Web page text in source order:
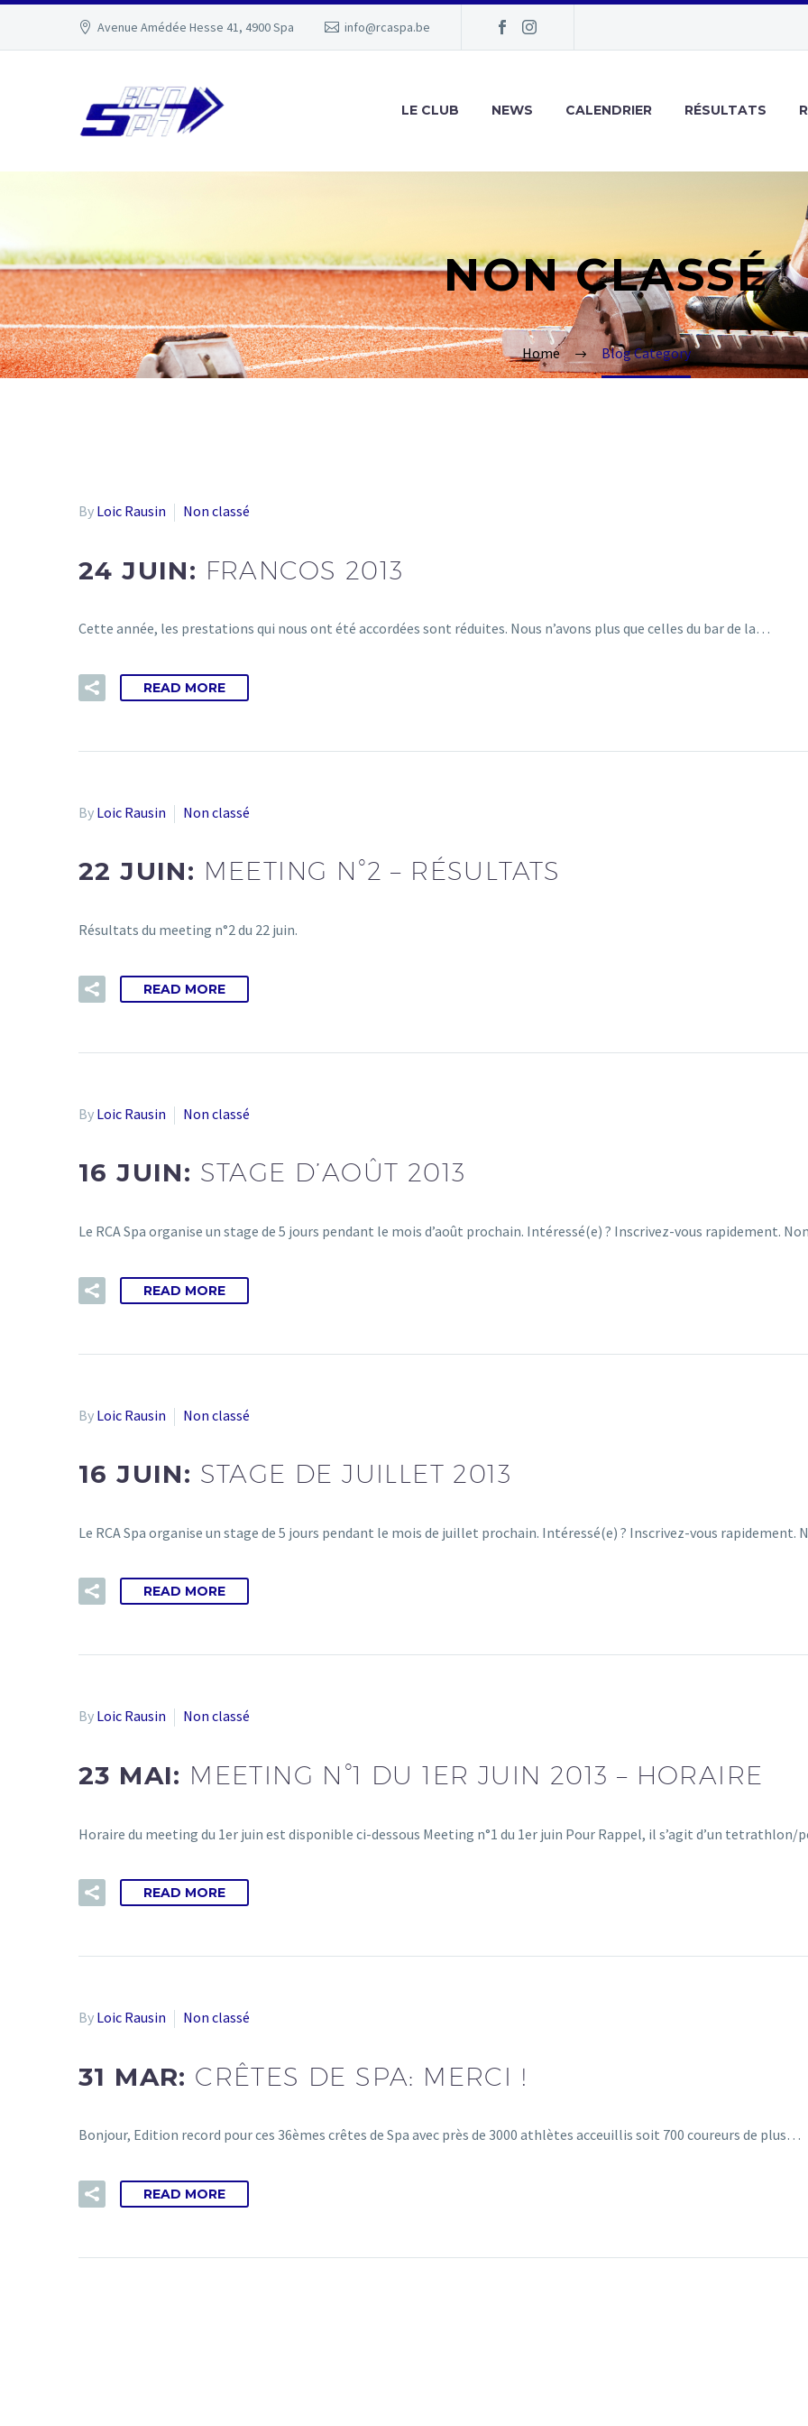
Avenue Amédée Hesse 41, 4900 Spa info@rcaspa.be
LE CLUB NEWS CALENDRIER RÉSULTATS
NON CLASSÉ
Home Blog Category
By Loic Rausin Non classé
24 JUIN: FRANCOS 2013
Cette année, les prestations qui nous ont été accordées sont réduites. Nous n’avons plus que celles du bar de la…
READ MORE
By Loic Rausin Non classé
22 JUIN: MEETING N°2 – RÉSULTATS
Résultats du meeting n°2 du 22 juin.
READ MORE
By Loic Rausin Non classé
16 JUIN: STAGE D’AOÛT 2013
Le RCA Spa organise un stage de 5 jours pendant le mois d’août prochain. Intéressé(e) ? Inscrivez-vous rapidement.
READ MORE
By Loic Rausin Non classé
16 JUIN: STAGE DE JUILLET 2013
Le RCA Spa organise un stage de 5 jours pendant le mois de juillet prochain. Intéressé(e) ? Inscrivez-vous rapidement.
READ MORE
By Loic Rausin Non classé
23 MAI: MEETING N°1 DU 1ER JUIN 2013 – HORAIRE
Horaire du meeting du 1er juin est disponible ci-dessous Meeting n°1 du 1er juin Pour Rappel, il s’agit d’un
READ MORE
By Loic Rausin Non classé
31 MAR: CRÊTES DE SPA: MERCI !
Bonjour, Edition record pour ces 36èmes crêtes de Spa avec près de 3000 athlètes acceuillis soit 700 coureurs de plus…
READ MORE